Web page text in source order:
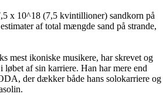
x 10^18 (7,5 kvintillioner) sandkorn på
af total mængde sand på strande,
mest ikoniske musikere, har skrevet og
løbet af sin karriere. Han har mere end
der dækker både hans solokarriere og